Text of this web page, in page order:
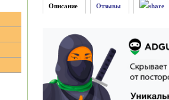
Описание Отзывы